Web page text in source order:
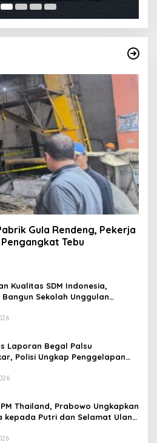
Gula Rendeng, Pekerja
Tebu
Kualitas SDM Indonesia,
Sekolah Unggulan
Universitas Terbaik Dunia
Laporan Begal Palsu
Polisi Ungkap Penggelapan
untuk Crypto
Thailand, Prabowo Ungkapkan
kepada Putri dan Selamat Ulang
Thailand